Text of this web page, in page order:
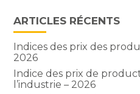
ARTICLES RÉCENTS
Indices des prix des
2026
Indice des prix de
l’industrie – 2026